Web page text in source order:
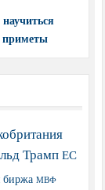
приметы
Трамп ЕС
биржа МВФ